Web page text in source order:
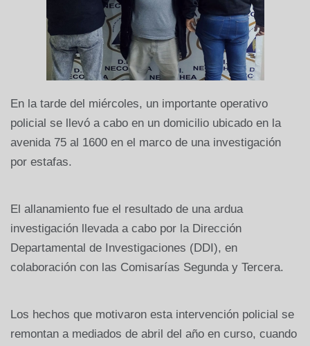
En la tarde del miércoles, un importante operativo
policial se llevó a cabo en un domicilio ubicado en la
avenida 75 al 1600 en el marco de una investigación
por estafas.
El allanamiento fue el resultado de una ardua
investigación llevada a cabo por la Dirección
Departamental de Investigaciones (DDI), en
colaboración con las Comisarías Segunda y Tercera.
Los hechos que motivaron esta intervención policial se
remontan a mediados de abril del año en curso, cuando